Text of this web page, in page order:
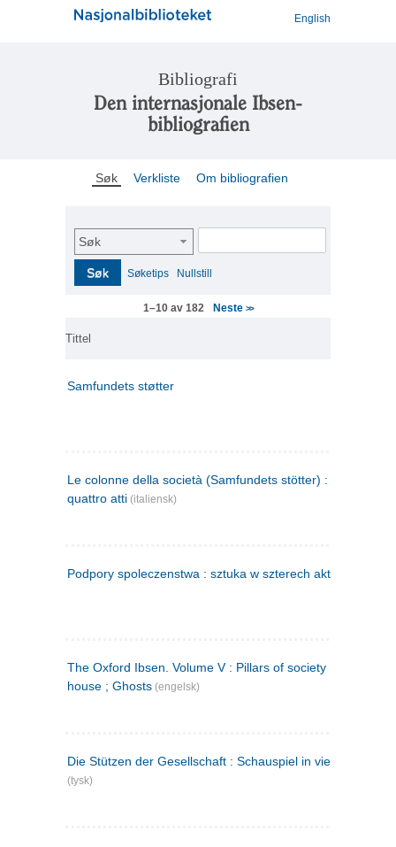
English
Bibliografi
Den internasjonale Ibsen-
bibliografien
Søk Verkliste Om bibliografien
Søk
Søk Søketips Nullstill
1–10 av 182 Neste >>
Tittel
Samfundets støtter
Le colonne della società (Samfundets stötter) : commedia
quattro atti (italiensk)
Podpory spoleczenstwa : sztuka w szterech aktach
The Oxford Ibsen. Volume V : Pillars of society ; A doll's
house ; Ghosts (engelsk)
Die Stützen der Gesellschaft : Schauspiel in vier Aufzügen
(tysk)